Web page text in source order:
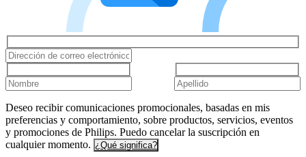
Deseo recibir comunicaciones promocionales, basadas en mis
preferencias y comportamiento, sobre productos, servicios, eventos
y promociones de Philips. Puedo cancelar la suscripción en
cualquier momento. ¿Qué significa?